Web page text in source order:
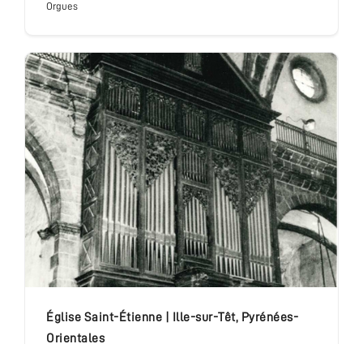
Orgues
église Saint-Étienne Ille-sur-Têt, Pyrénées-
Orientales